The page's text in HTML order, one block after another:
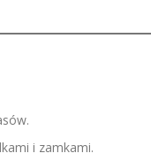
i zamkami.